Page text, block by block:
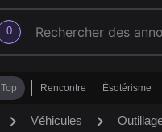
0
search
Top Rencontre Ésotérisme
chevron_right Véhicules chevron_right